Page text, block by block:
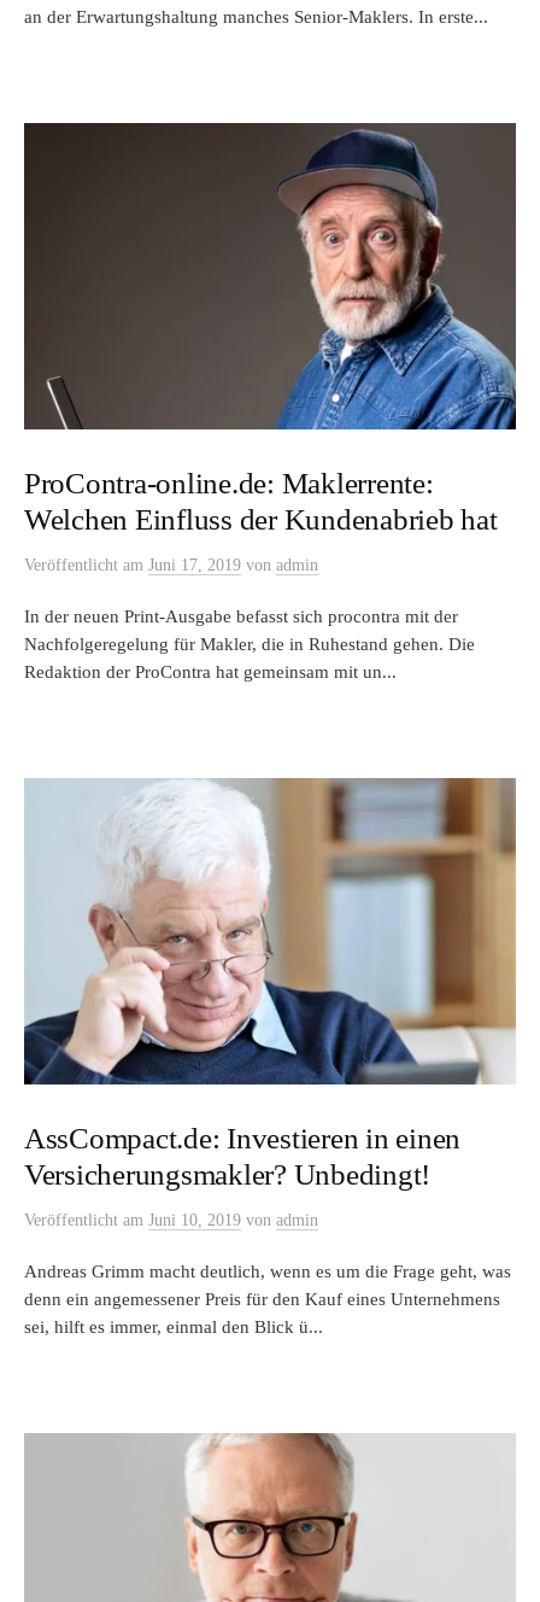
an der Erwartungshaltung manches Senior-Maklers. In erste...
ProContra-online.de: Maklerrente:
Welchen Einfluss der Kundenabrieb hat
Veröffentlicht am Juni 17, 2019 von admin
In der neuen Print-Ausgabe befasst sich procontra mit der
Nachfolgeregelung für Makler, die in Ruhestand gehen. Die
Redaktion der ProContra hat gemeinsam mit un...
AssCompact.de: Investieren in einen
Versicherungsmakler? Unbedingt!
Veröffentlicht am Juni 10, 2019 von admin
Andreas Grimm macht deutlich, wenn es um die Frage geht, was
denn ein angemessener Preis für den Kauf eines Unternehmens
sei, hilft es immer, einmal den Blick ü...